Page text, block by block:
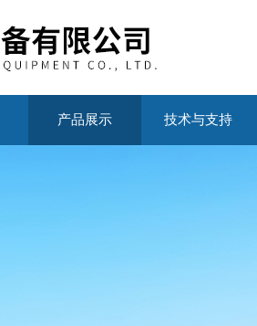
产品展示 技术与支持